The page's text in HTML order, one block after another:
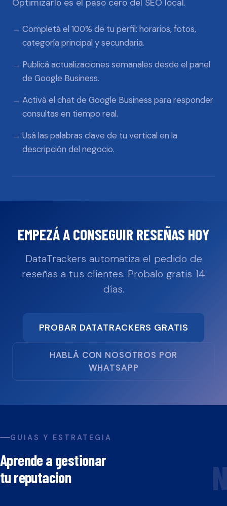
Optimizarlo es el paso cero del SEO local.
Completá el 100% de tu perfil: horarios, fotos,
categoría principal y secundaria.
Publicá actualizaciones semanales desde el panel
de Google Business.
Activá el chat de Google Business para responder
consultas en tiempo real.
Usá las palabras clave de tu vertical en la
descripción del negocio.
EMPEZÁ A CONSEGUIR RESEÑAS HOY
DataTrackers automatiza el pedido de
reseñas a tus clientes. Probalo gratis 14
días.
PROBAR DATATRACKERS GRATIS
HABLÁ CON NOSOTROS POR
WHATSAPP
GUIAS Y ESTRATEGIA
Aprende a gestionar
tu reputacion
N